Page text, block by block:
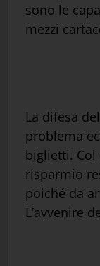
sono le
mezzi
La difesa
problema
biglietti. Col
risparmio
poiché da
L’avvenire